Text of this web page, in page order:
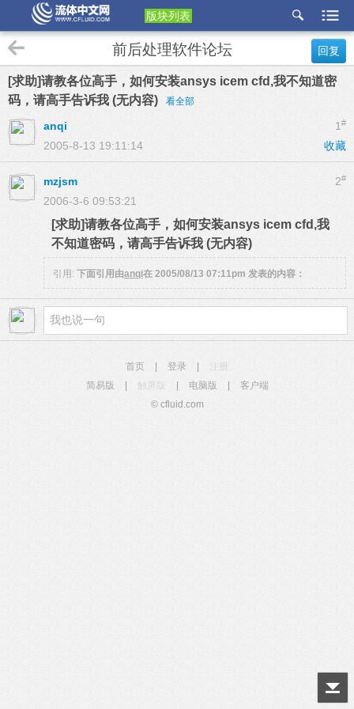
版块列表
etu
p
回复
前后处理软件论坛
[求助]请教各位高手，如何安装ansys icem cfd,我不知道密
码，请高手告诉我 (无内容)
看全部
1 #
anqi
收藏
2005-8-13 19:11:14
2#
mzjsm
2006-3-6 09:53:21
[求助]请教各位高手，如何安装ansys icem cfd,我
不知道密码，请高手告诉我 (无内容)
引用: 下面引用由anqi在 2005/08/13 07:11pm 发表的内容：
首页 登录
注册
简易版
触屏版 电脑版
客户端
© cfluid.com